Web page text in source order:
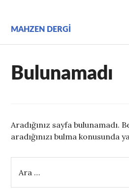
MAHZEN DERGI
Bulunamadı
Aradığınız sayfa bulunamadı.
aradığınızı bulma konusunda